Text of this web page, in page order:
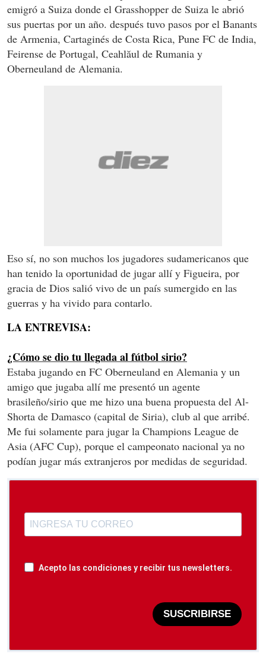
emigró a Suiza donde el Grasshopper de Suiza le abrió
sus puertas por un año. después tuvo pasos por el Banants
de Armenia, Cartaginés de Costa Rica, Pune FC de India,
Feirense de Portugal, Ceahlăul de Rumania y
Oberneuland de Alemania.
Eso sí, no son muchos los jugadores sudamericanos que
han tenido la oportunidad de jugar allí y Figueira, por
gracia de Dios salió vivo de un país sumergido en las
guerras y ha vivido para contarlo.
LA ENTREVISA:
¿Cómo se dio tu llegada al fútbol sirio?
Estaba jugando en FC Oberneuland en Alemania y un
amigo que jugaba allí me presentó un agente
brasileño/sirio que me hizo una buena propuesta del Al-
Shorta de Damasco (capital de Siria), club al que arribé.
Me fui solamente para jugar la Champions League de
Asia (AFC Cup), porque el campeonato nacional ya no
podían jugar más extranjeros por medidas de seguridad.
Acepto las condiciones y recibir tus newsletters.
SUSCRIBIRSE